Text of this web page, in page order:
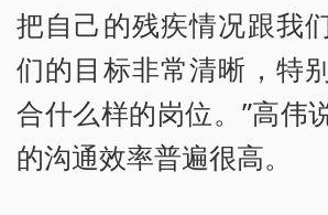
把自己的残疾情况跟我
们的目标非常清晰，特
合什么样的岗位。”高伟
的沟通效率普遍很高。